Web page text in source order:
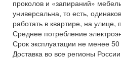
проколов и «запираний»
универсальна, то есть,
работать в квартире, на
Среднее потребление
Срок эксплуатации не менее 50
Доставка во все регионы